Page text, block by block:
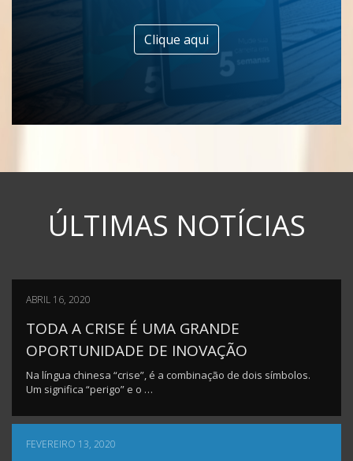
Clique aqui
ÚLTIMAS NOTÍCIAS
ABRIL 16, 2020
TODA A CRISE É UMA GRANDE
OPORTUNIDADE DE INOVAÇÃO
Na língua chinesa “crise”, é a combinação de dois símbolos.
Um significa “perigo” e o …
FEVEREIRO 13, 2020